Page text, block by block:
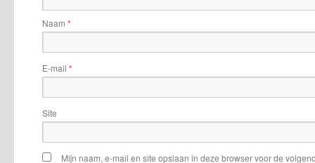
Naam *
E-mail *
Site
Mijn naam, e-mail en site opslaan in deze browser voor de